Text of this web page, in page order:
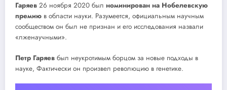
Гаряев 26 ноября 2020 был номинирован на Нобелевскую
премию в области науки. Разумеется, официальным научным
сообществом он был не признан и его исследования назвали
«лженаучными».
Петр Гаряев был неукротимым борцом за новые подходы в
науке, Фактически он произвел революцию в генетике.